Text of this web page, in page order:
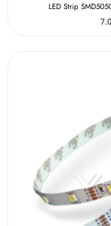
LED Strip